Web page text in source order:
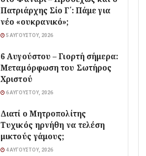
Πατριάρχης Σίο Γ΄: Πάμε για
νέο «ουκρανικό»;
5 ΑΥΓΟΎΣΤΟΥ, 2026
6 Αυγούστου – Γιορτή σήμερα:
Μεταμόρφωση του Σωτήρος
Χριστού
6 ΑΥΓΟΎΣΤΟΥ, 2026
Διατί ο Μητροπολίτης
Τυχικός ηρνήθη να τελέση
μικτούς γάμους;
4 ΑΥΓΟΎΣΤΟΥ, 2026